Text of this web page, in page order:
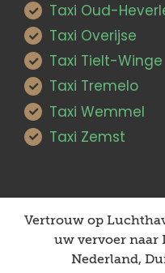
Taxi Oud-
Taxi Overijse
Taxi Tielt-Winge
Taxi Tremelo
Taxi Wemmel
Taxi Zemst
Vertrouw op
uw vervoer naar
Nederland,